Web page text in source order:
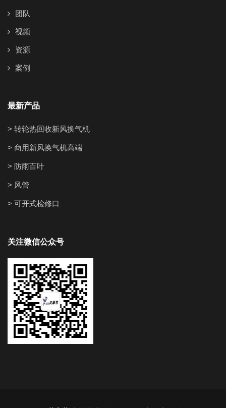
团队
视频
资源
案例
最新产品
> 转轮热回收新风换气机
> 商用新风换气机高端
> 防雨百叶
> 风管
> 可开式检修口
关注微信公众号